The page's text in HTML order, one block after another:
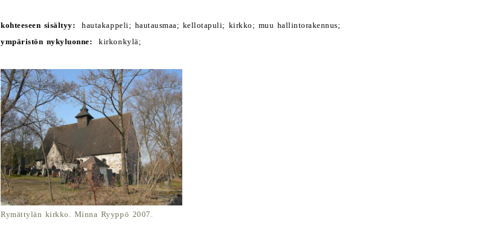
kohteeseen sisältyy: hautakappeli; hautausmaa; kellotapuli; kirkko; muu hallintorakennus;
ympäristön nykyluonne: kirkonkylä;
Rymättylän kirkko. Minna Ryyppö 2007.